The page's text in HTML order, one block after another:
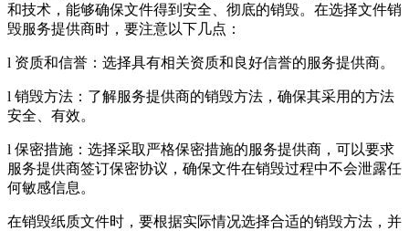
和技术，能够确保文件得到安全、彻底的销毁。在选择文件销
毁服务提供商时，要注意以下几点：
l 资质和信誉：选择具有相关资质和良好信誉的服务提供商。
l 销毁方法：了解服务提供商的销毁方法，确保其采用的方法
安全、有效。
l 保密措施：选择采取严格保密措施的服务提供商，可以要求
服务提供商签订保密协议，确保文件在销毁过程中不会泄露任
何敏感信息。
在销毁纸质文件时，要根据实际情况选择合适的销毁方法，并